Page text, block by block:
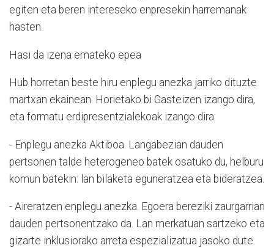
egiten eta beren intereseko enpresekin harremanak
hasten.
Hasi da izena emateko epea
Hub horretan beste hiru enplegu anezka jarriko dituzte
martxan ekainean. Horietako bi Gasteizen izango dira,
eta formatu erdipresentzialekoak izango dira:
- Enplegu anezka Aktiboa. Langabezian dauden
pertsonen talde heterogeneo batek osatuko du, helburu
komun batekin: lan bilaketa eguneratzea eta bideratzea.
- Aireratzen enplegu anezka. Egoera bereziki zaurgarrian
dauden pertsonentzako da. Lan merkatuan sartzeko eta
gizarte inklusiorako arreta espezializatua jasoko dute.